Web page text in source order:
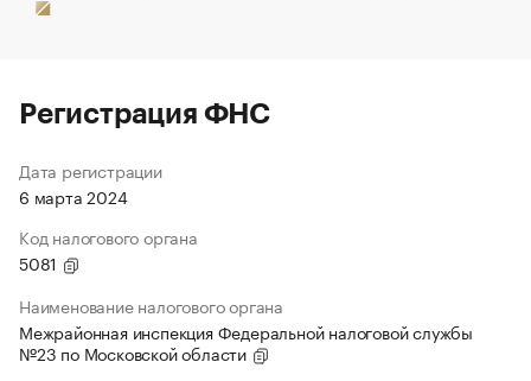
Регистрация ФНС
Дата регистрации
6 марта 2024
Код налогового органа
5081
Наименование налогового органа
Межрайонная инспекция Федеральной налоговой службы
№23 по Московской области